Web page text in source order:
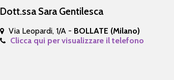
Dott.ssa Sara Gentilesca
Via Leopardi, 1/A - BOLLATE (Milano)
Clicca qui per visualizzare il telefono